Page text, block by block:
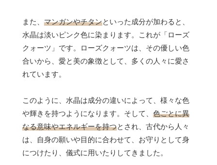
また、 マンガンやチタンといった成分が加わると、
水晶は淡いピンク色に染まります。これが「ローズ
クォーツ」です。ローズクォーツは、その優しい色
合いから、愛と美の象徴として、多くの人々に愛さ
れています。
このように、水晶は成分の違いによって、様々な色
や輝きを持つようになります。そして、 色ごとに異
なる意味やエネルギーを持つとされ、古代から人々
は、自身の願いや目的に合わせて、お守りとして身
につけたり、儀式に用いたりしてきました。